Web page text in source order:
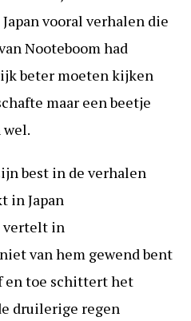
vooral verhalen die
Nooteboom had
beter moeten kijken
maar een beetje
best in de verhalen
in Japan
vertelt in
van hem gewend bent
en toe schittert het
druilerige regen